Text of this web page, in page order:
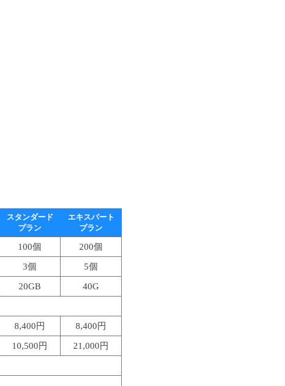
スタンダード
プラン
エキスパート
プラン
100個 200個
3個 5個
20GB 40G
8,400円 8,400円
10,500円 21,000円